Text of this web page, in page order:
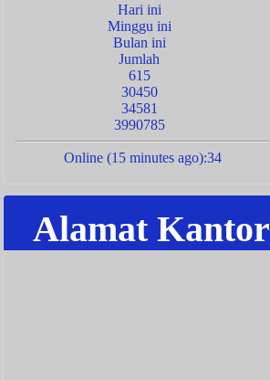
Hari ini
Minggu ini
Bulan ini
Jumlah
615
30450
34581
3990785
Online (15 minutes ago):34
Alamat Kantor